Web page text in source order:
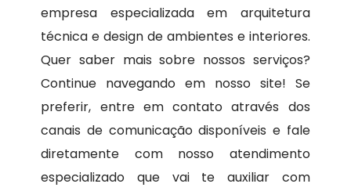
empresa especializada em arquitetura
técnica e design de ambientes e interiores.
Quer saber mais sobre nossos serviços?
Continue navegando em nosso site! Se
preferir, entre em contato através dos
canais de comunicação disponíveis e fale
diretamente com nosso atendimento
especializado que vai te auxiliar com